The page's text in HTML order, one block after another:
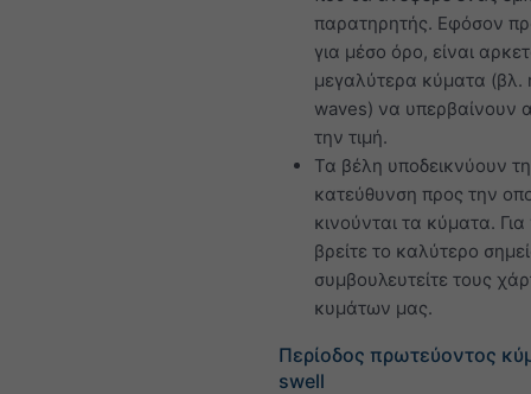
παρατηρητής. Εφόσον
για μέσο όρο, είναι
μεγαλύτερα κύματα (βλ.
waves) να υπερβαίνουν
την τιμή.
Τα βέλη υποδεικνύουν
κατεύθυνση προς την
κινούνται τα κύματα.
βρείτε το καλύτερο
συμβουλευτείτε τους
κυμάτων μας.
Περίοδος πρωτεύοντος
swell